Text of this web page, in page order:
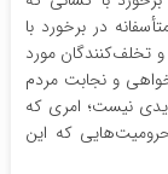
در برخورد با
تخلف‌کنندگان مورد
و نجابت مردم
نیست؛ امری که
که این